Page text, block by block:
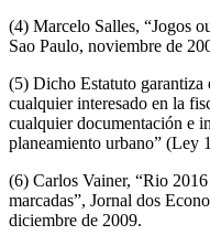
(4) Marcelo Salles, “Jogos
Sao Paulo, noviembre de
(5) Dicho Estatuto garantiza
cualquier interesado en la
cualquier documentación e
planeamiento urbano” (Ley
(6) Carlos Vainer, “Rio
marcadas”, Jornal dos
diciembre de 2009.